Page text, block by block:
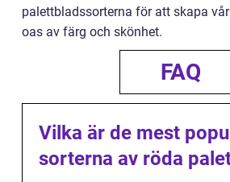
palettbladssorterna för att skapa
oas av färg och skönhet.
FAQ
Vilka är de mest
sorterna av röda